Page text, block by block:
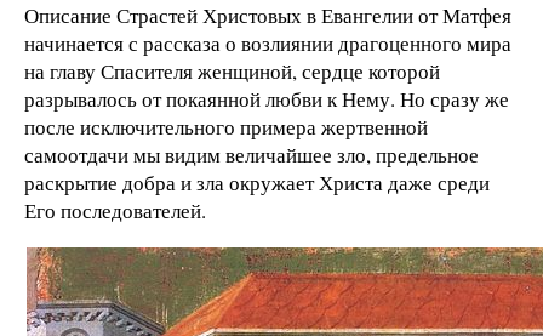
Описание Страстей Христовых в Евангелии от Матфея
начинается с рассказа о возлиянии драгоценного мира
на главу Спасителя женщиной, сердце которой
разрывалось от покаянной любви к Нему. Но сразу же
после исключительного примера жертвенной
самоотдачи мы видим величайшее зло, предельное
раскрытие добра и зла окружает Христа даже среди
Его последователей.